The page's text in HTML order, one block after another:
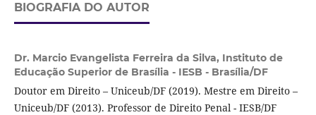
BIOGRAFIA DO AUTOR
Dr. Marcio Evangelista Ferreira da Silva, Instituto de
Educação Superior de Brasília - IESB - Brasília/DF
Doutor em Direito – Uniceub/DF (2019). Mestre em Direito –
Uniceub/DF (2013). Professor de Direito Penal - IESB/DF